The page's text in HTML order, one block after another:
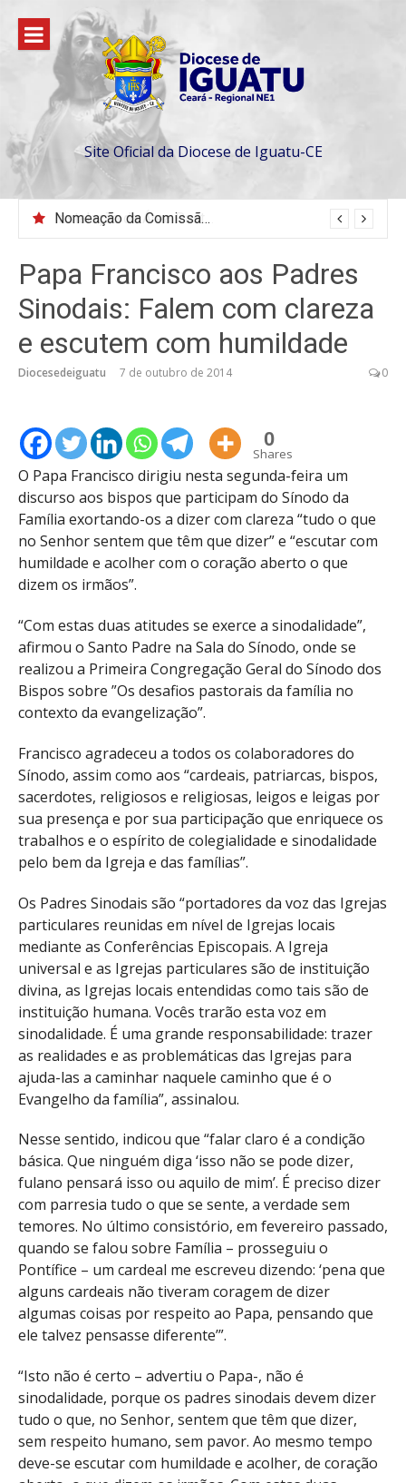
para
conteúdo
Site Oficial da Diocese de Iguatu-CE
Nomeação da Comissão da Escola Diaconal São Lourenço
Papa Francisco aos Padres
Sinodais: Falem com clareza
e escutem com humildade
Diocesedeiguatu 7 de outubro de 2014 0
0
Shares
O Papa Francisco dirigiu nesta segunda-feira um
discurso aos bispos que participam do Sínodo da
Família exortando-os a dizer com clareza “tudo o que
no Senhor sentem que têm que dizer” e “escutar com
humildade e acolher com o coração aberto o que
dizem os irmãos”.
“Com estas duas atitudes se exerce a sinodalidade”,
afirmou o Santo Padre na Sala do Sínodo, onde se
realizou a Primeira Congregação Geral do Sínodo dos
Bispos sobre ”Os desafios pastorais da família no
contexto da evangelização”.
Francisco agradeceu a todos os colaboradores do
Sínodo, assim como aos “cardeais, patriarcas, bispos,
sacerdotes, religiosos e religiosas, leigos e leigas por
sua presença e por sua participação que enriquece os
trabalhos e o espírito de colegialidade e sinodalidade
pelo bem da Igreja e das famílias”.
Os Padres Sinodais são “portadores da voz das Igrejas
particulares reunidas em nível de Igrejas locais
mediante as Conferências Episcopais. A Igreja
universal e as Igrejas particulares são de instituição
divina, as Igrejas locais entendidas como tais são de
instituição humana. Vocês trarão esta voz em
sinodalidade. É uma grande responsabilidade: trazer
as realidades e as problemáticas das Igrejas para
ajuda-las a caminhar naquele caminho que é o
Evangelho da família”, assinalou.
Nesse sentido, indicou que “falar claro é a condição
básica. Que ninguém diga ‘isso não se pode dizer,
fulano pensará isso ou aquilo de mim’. É preciso dizer
com parresia tudo o que se sente, a verdade sem
temores. No último consistório, em fevereiro passado,
quando se falou sobre Família – prosseguiu o
Pontífice – um cardeal me escreveu dizendo: ‘pena que
alguns cardeais não tiveram coragem de dizer
algumas coisas por respeito ao Papa, pensando que
ele talvez pensasse diferente’”.
“Isto não é certo – advertiu o Papa-, não é
sinodalidade, porque os padres sinodais devem dizer
tudo o que, no Senhor, sentem que têm que dizer,
sem respeito humano, sem pavor. Ao mesmo tempo
deve-se escutar com humildade e acolher, de coração